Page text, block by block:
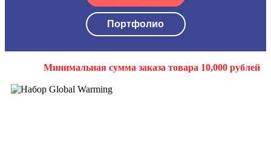
Портфолио
Минимальная сумма заказа товара 10,000 рублей